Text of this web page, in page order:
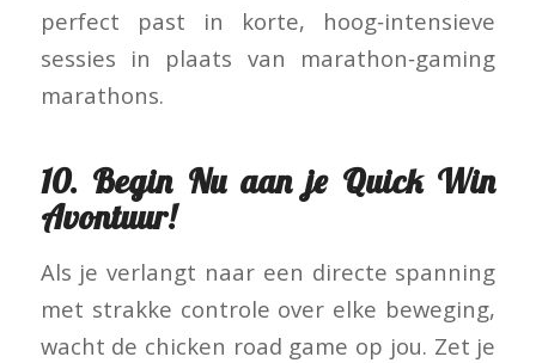
perfect past in korte, hoog‑intensieve
sessies in plaats van marathon‑gaming
marathons.
10. Begin Nu aan je Quick Win
Avontuur!
Als je verlangt naar een directe spanning
met strakke controle over elke beweging,
wacht de chicken road game op jou. Zet je